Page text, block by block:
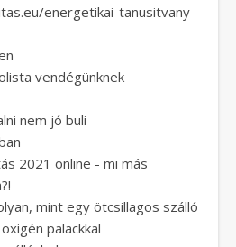
energetikai-tanusitvany-
vendégünknek
nem jó buli
2021 online - mi más
mint egy ötcsillagos szálló
palackkal